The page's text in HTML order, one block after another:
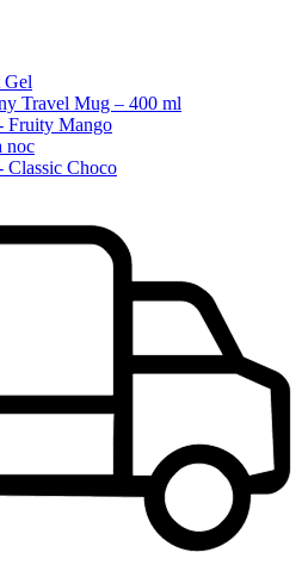
Gel
Travel Mug – 400 ml
Fruity Mango
noc
Classic Choco